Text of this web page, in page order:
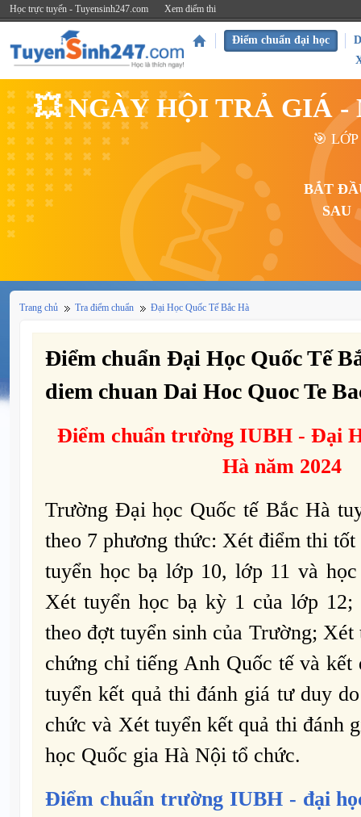
Học trực tuyến - Tuyensinh247.com Xem điểm thi
Điểm chuẩn đại học
💥 NGÀY HỘI TRẢ GIÁ -
🎯
BẮT
SAU
Trang chủ Tra điểm chuẩn Đại Học Quốc Tế Bắc Hà
Điểm chuẩn Đại Học Quốc Tế
diem chuan Dai Hoc Quoc Te
Điểm chuẩn trường IUBH - Đại
Hà năm 2024
Trường Đại học Quốc tế Bắc Hà
theo 7 phương thức: Xét điểm thi
tuyển học bạ lớp 10, lớp 11 và
Xét tuyển học bạ kỳ 1 của lớp
theo đợt tuyển sinh của Trường;
chứng chỉ tiếng Anh Quốc tế và
tuyển kết quả thi đánh giá tư duy
chức và Xét tuyển kết quả thi đánh
học Quốc gia Hà Nội tổ chức.
Điểm chuẩn trường IUBH - đại